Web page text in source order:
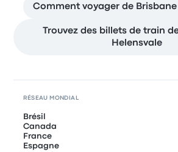
Comment voyager de
Trouvez des billets de train
Helensvale
RÉSEAU MONDIAL
Brésil
Canada
France
Espagne